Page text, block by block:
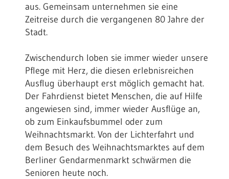
aus. Gemeinsam unternehmen sie eine
Zeitreise durch die vergangenen 80 Jahre der
Stadt.
Zwischendurch loben sie immer wieder unsere
Pflege mit Herz, die diesen erlebnisreichen
Ausflug überhaupt erst möglich gemacht hat.
Der Fahrdienst bietet Menschen, die auf Hilfe
angewiesen sind, immer wieder Ausflüge an,
ob zum Einkaufsbummel oder zum
Weihnachtsmarkt. Von der Lichterfahrt und
dem Besuch des Weihnachtsmarktes auf dem
Berliner Gendarmenmarkt schwärmen die
Senioren heute noch.